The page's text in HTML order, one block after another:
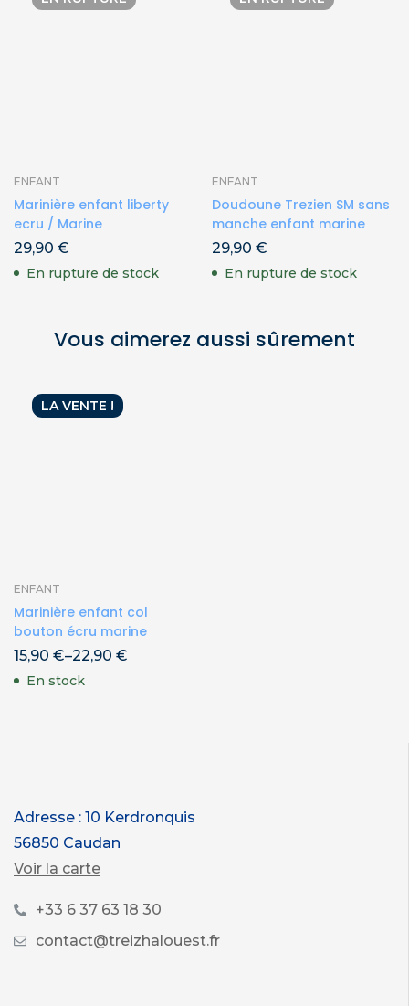
ENFANT
Marinière enfant liberty
ecru / Marine
29,90 €
En rupture de stock
ENFANT
Doudoune Trezien SM sans
manche enfant marine
29,90 €
En rupture de stock
Vous aimerez aussi sûrement
LA VENTE !
ENFANT
Marinière enfant col
bouton écru marine
15,90 €–22,90 €
En stock
Adresse : 10 Kerdronquis
56850 Caudan
Voir la carte
+33 6 37 63 18 30
contact@treizhalouest.fr